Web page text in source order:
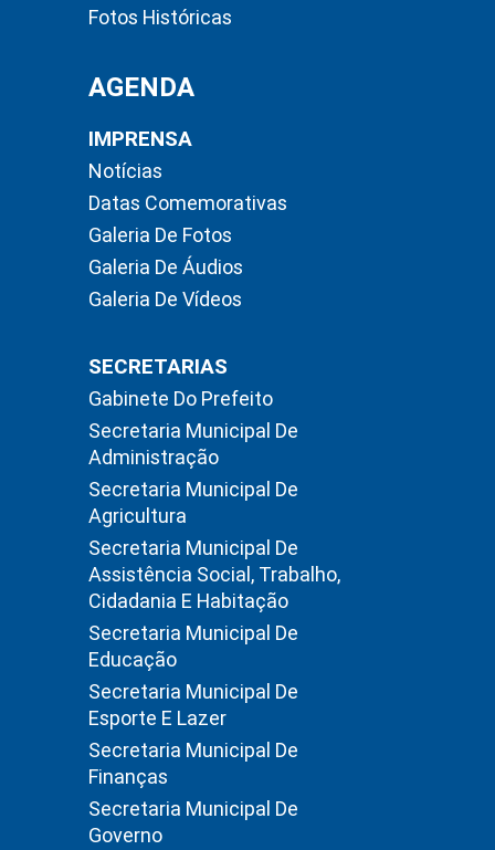
Fotos Históricas
AGENDA
IMPRENSA
Notícias
Datas Comemorativas
Galeria De Fotos
Galeria De Áudios
Galeria De Vídeos
SECRETARIAS
Gabinete Do Prefeito
Secretaria Municipal De
Administração
Secretaria Municipal De
Agricultura
Secretaria Municipal De
Assistência Social, Trabalho,
Cidadania E Habitação
Secretaria Municipal De
Educação
Secretaria Municipal De
Esporte E Lazer
Secretaria Municipal De
Finanças
Secretaria Municipal De
Governo